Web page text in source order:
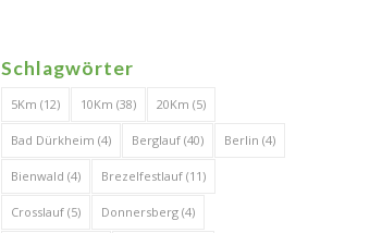
Schlagwörter
5Km (12) 10Km (38) 20Km (5)
Bad Dürkheim (4) Berglauf(40) Berlin (4)
Bienwald (4) Brezelfestlauf(11)
Crosslauf(5) Donnersberg(4)